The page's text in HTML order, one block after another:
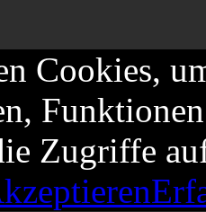
Cookies,
Zugriffe